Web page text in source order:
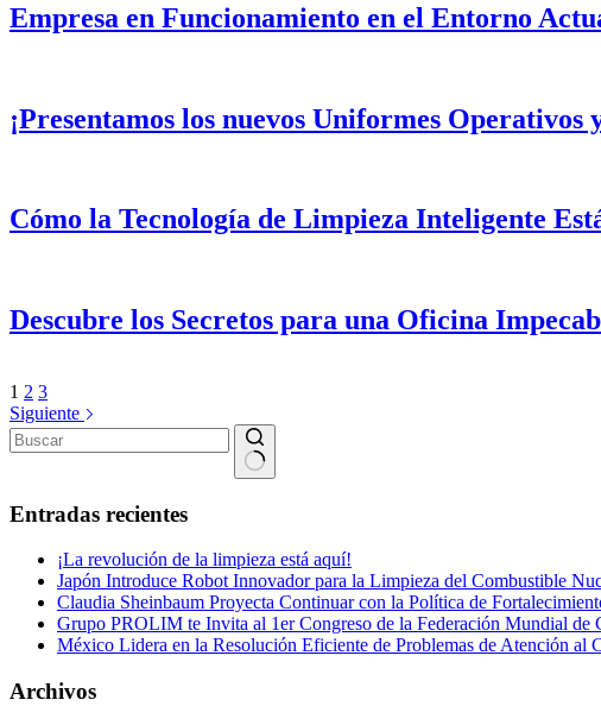
Empresa en Funcionamiento en el Entorno
¡Presentamos los nuevos Uniformes Operativos
Cómo la Tecnología de Limpieza Inteligente
Descubre los Secretos para una Oficina
1 2 3
Siguiente
resultados
Entradas recientes
¡La revolución de la limpieza está aquí!
Japón Introduce Robot Innovador para la Limpieza del Combustible
Claudia Sheinbaum Proyecta Continuar con la Política de
Grupo PROLIM te Invita al 1er Congreso de la Federación Mundial de
México Lidera en la Resolución Eficiente de Problemas de Atención al
Archivos